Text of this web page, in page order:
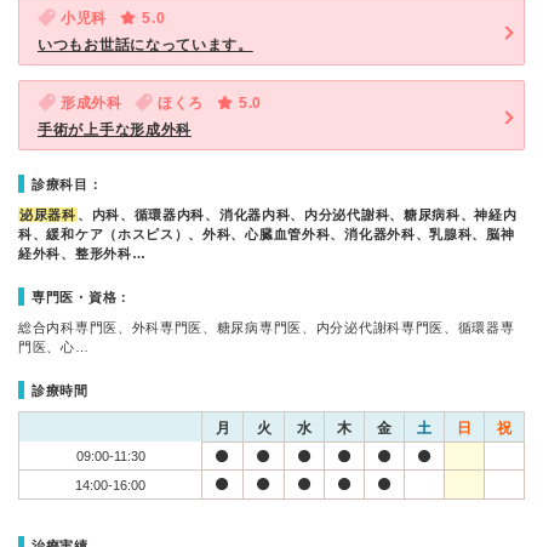
小児科
5.0
いつもお世話になっています。
形成外科 ほくろ
5.0
手術が上手な形成外科
診療科目：
泌尿器科 、内科、循環器内科、消化器内科、内分泌代謝科、糖尿病科、神経内
科、緩和ケア（ホスピス）、外科、心臓血管外科、消化器外科、乳腺科、脳神
経外科、整形外科…
専門医・資格：
総合内科専門医、外科専門医、糖尿病専門医、内分泌代謝科専門医、循環器専
門医、心…
診療時間
月 火 水 木 金 土 日 祝
09:00-11:30
14:00-16:00